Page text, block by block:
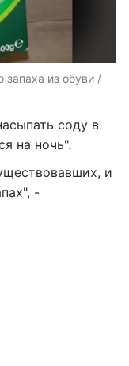
запаха из обуви /
соду в
на ночь".
и
-